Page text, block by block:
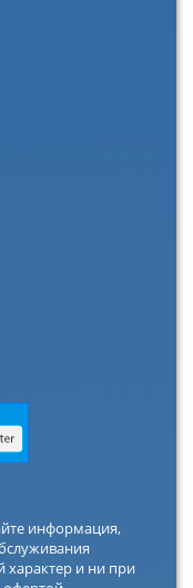
информация,
и ни при